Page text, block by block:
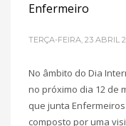
Enfermeiro
TERÇA-FEIRA, 23 ABRIL
No âmbito do Dia
no próximo dia 12 de
que junta
composto por uma